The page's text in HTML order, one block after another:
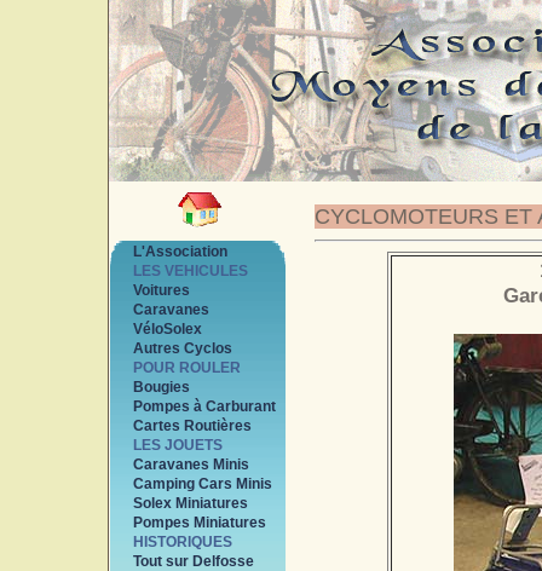
CYCLOMOTEURS ET
L'Association
LES VEHICULES
Voitures
Caravanes
VéloSolex
Autres Cyclos
POUR ROULER
Bougies
Pompes à Carburant
Cartes Routières
LES JOUETS
Caravanes Minis
Camping Cars Minis
Solex Miniatures
Pompes Miniatures
HISTORIQUES
Tout sur Delfosse